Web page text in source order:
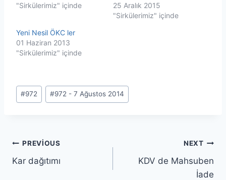
"Sirkülerimiz" içinde
25 Aralık 2015
"Sirkülerimiz" içinde
Yeni Nesil ÖKC ler
01 Haziran 2013
"Sirkülerimiz" içinde
Post
Tags:
#972 #972 - 7 Ağustos 2014
Yazı
gezinmesi
PREVIOUS
Kar dağıtımı
NEXT
KDV de Mahsuben
İade